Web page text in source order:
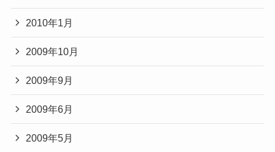
2010年1月
2009年10月
2009年9月
2009年6月
2009年5月